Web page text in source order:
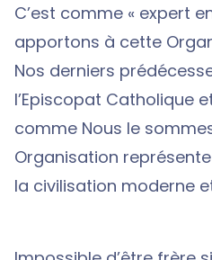
C’est comme « expert
apportons à cette
Nos derniers
l’Episcopat Catholique
comme Nous le
Organisation
la civilisation moderne